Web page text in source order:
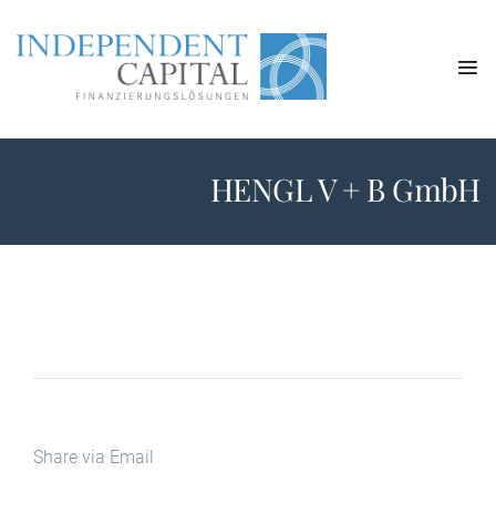
HENGL V + B GmbH
Share via Email